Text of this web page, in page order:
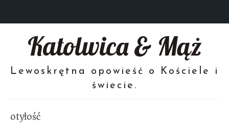
Katolwica & Mąż
Lewoskrętna opowieść o Kościele i
świecie.
otyłość